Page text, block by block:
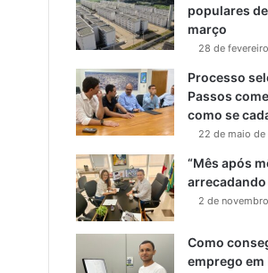
populares
março
28 de
Processo
Passos
como se
22 de maio
“Mês após
arrecadando
2 de
Como
emprego em